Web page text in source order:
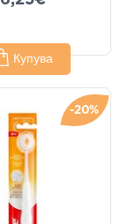
Купува
-20%